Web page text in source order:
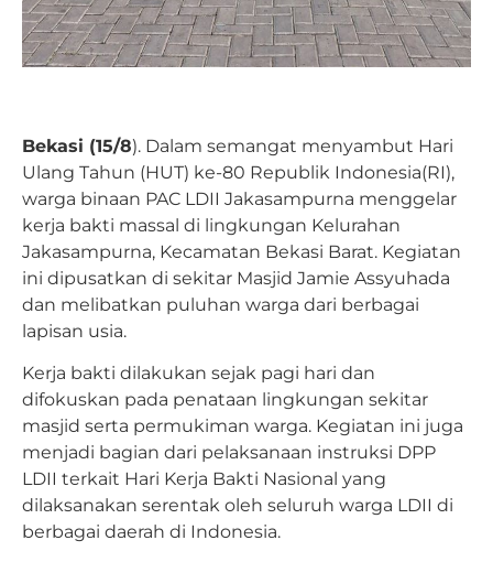
Bekasi (15/8). Dalam semangat menyambut Hari
Ulang Tahun (HUT) ke-80 Republik Indonesia(RI),
warga binaan PAC LDII Jakasampurna menggelar
kerja bakti massal di lingkungan Kelurahan
Jakasampurna, Kecamatan Bekasi Barat. Kegiatan
ini dipusatkan di sekitar Masjid Jamie Assyuhada
dan melibatkan puluhan warga dari berbagai
lapisan usia.
Kerja bakti dilakukan sejak pagi hari dan
difokuskan pada penataan lingkungan sekitar
masjid serta permukiman warga. Kegiatan ini juga
menjadi bagian dari pelaksanaan instruksi DPP
LDII terkait Hari Kerja Bakti Nasional yang
dilaksanakan serentak oleh seluruh warga LDII di
berbagai daerah di Indonesia.